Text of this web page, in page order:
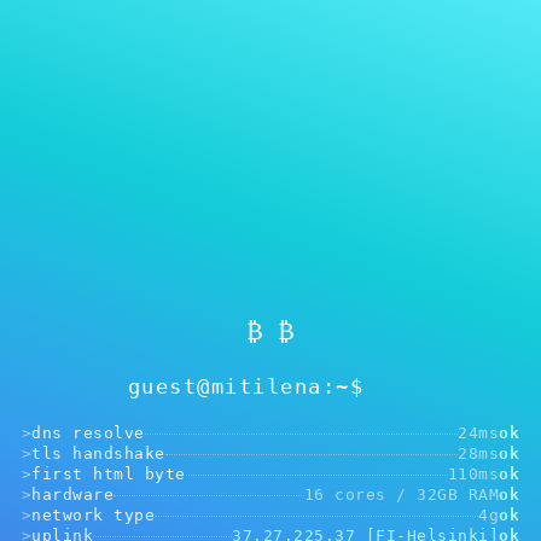
₿ ₿
guest@mitilena:~$
>dns resolve 24msok
>tls handshake 28msok
>first html byte 110msok
> hardware 16 cores / 32GB RAMok
>network type 4gok
>uplink 37.27.225.37 [FI-Helsinki]ok
పాస్‌వర్డ్ నవీకరించండి